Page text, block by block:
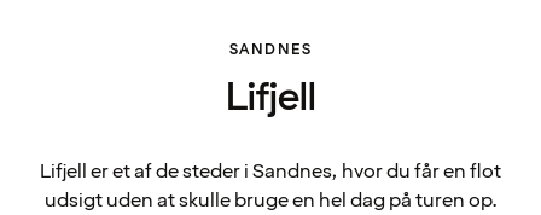
SANDNES
Lifjell
Lifjell er et af de steder i Sandnes, hvor du får en flot
udsigt uden at skulle bruge en hel dag på turen op.